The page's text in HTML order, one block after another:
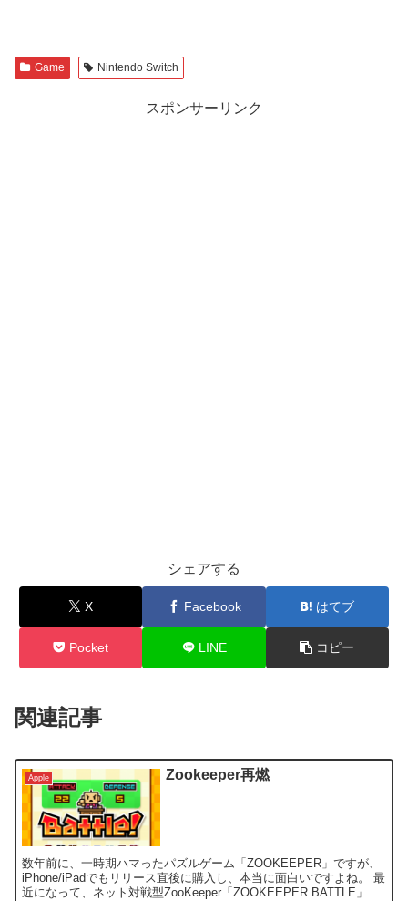
Game Nintendo Switch
スポンサーリンク
シェアする
X Facebook はてブ
Pocket LINE コピー
関連記事
Apple Zookeeper再燃
数年前に、一時期ハマったパズルゲーム「ZOOKEEPER」ですが、
iPhone/iPadでもリリース直後に購入し、本当に面白いですよね。 最
近になって、ネット対戦型ZooKeeper「ZOOKEEPER BATTLE」が